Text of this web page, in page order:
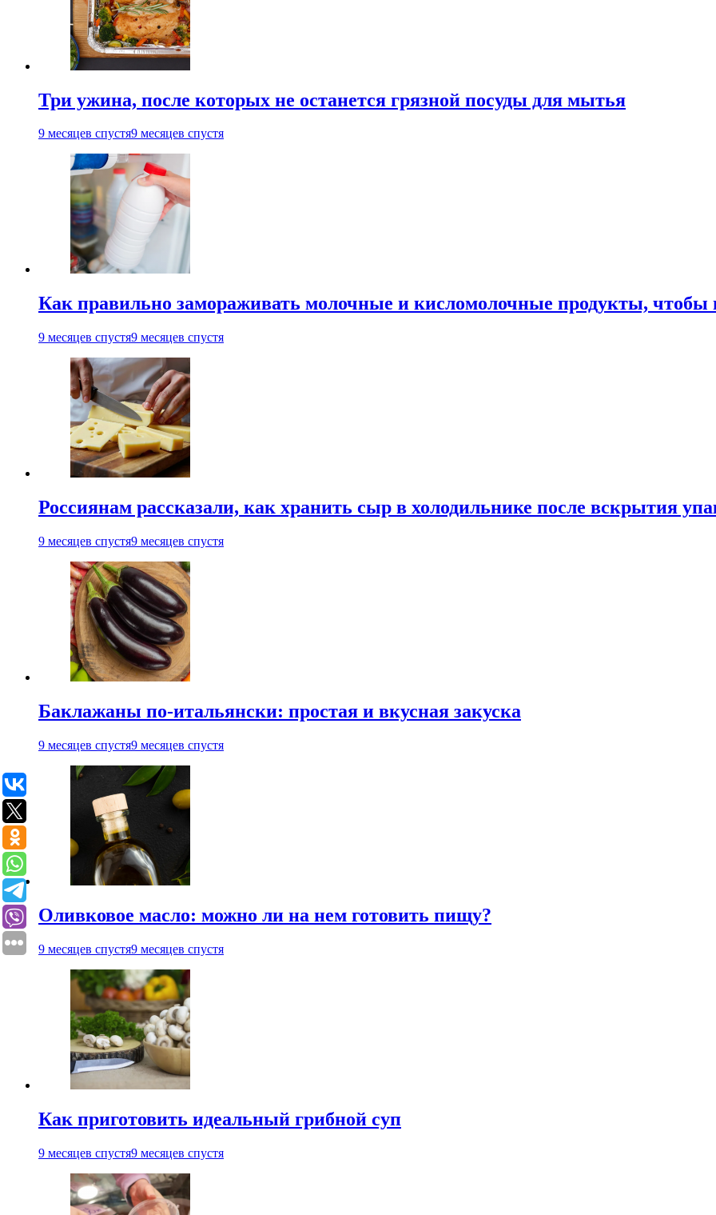
Три ужина, после которых не останется грязной посуды для мытья
9 месяцев спустя9 месяцев спустя
Как правильно замораживать молочные и кисломолочные продукты, чтобы
9 месяцев спустя9 месяцев спустя
Россиянам рассказали, как хранить сыр в холодильнике после вскрытия
9 месяцев спустя9 месяцев спустя
Баклажаны по-итальянски: простая и вкусная закуска
9 месяцев спустя9 месяцев спустя
Оливковое масло: можно ли на нем готовить пищу?
9 месяцев спустя9 месяцев спустя
Как приготовить идеальный грибной суп
9 месяцев спустя9 месяцев спустя